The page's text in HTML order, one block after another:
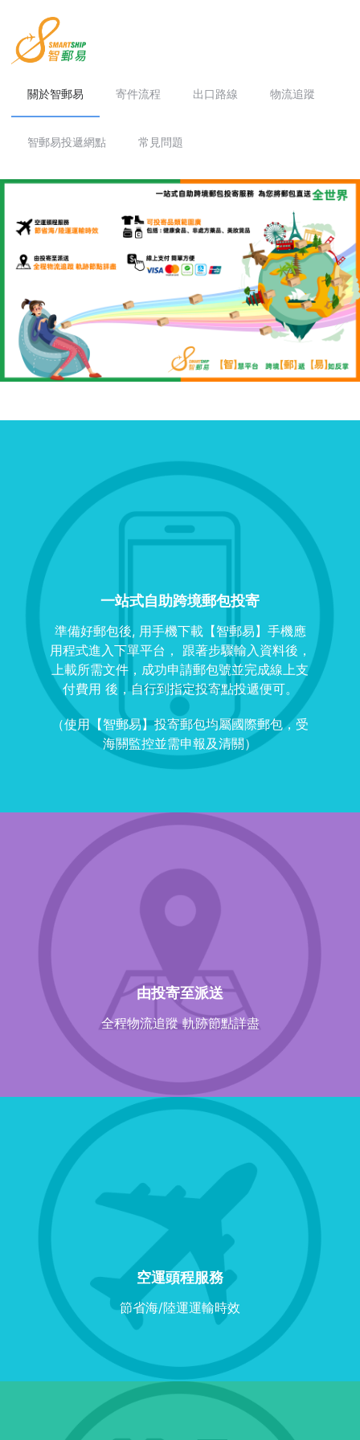
關於智郵易 寄件流程 出口路線 物流追蹤
智郵易投遞網點 常見問題
一站式自助跨境郵包投寄
準備好郵包後, 用手機下載【智郵易】手機應
用程式進入下單平台， 跟著步驟輸入資料後，
上載所需文件，成功申請郵包號並完成線上支
付費用 後，自行到指定投寄點投遞便可。
（使用【智郵易】投寄郵包均屬國際郵包，受
海關監控並需申報及清關）
由投寄至派送
全程物流追蹤 軌跡節點詳盡
空運頭程服務
節省海/陸運運輸時效